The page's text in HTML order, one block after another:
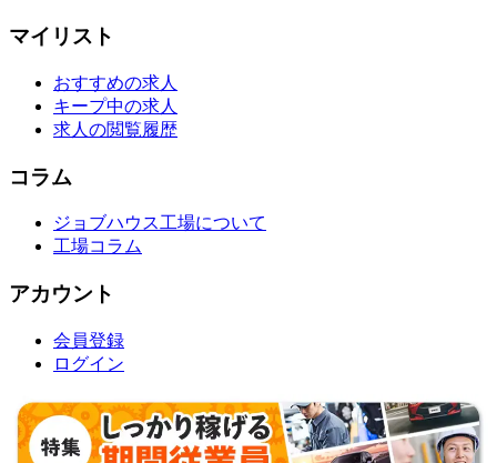
マイリスト
おすすめの求人
キープ中の求人
求人の閲覧履歴
コラム
ジョブハウス工場について
工場コラム
アカウント
会員登録
ログイン